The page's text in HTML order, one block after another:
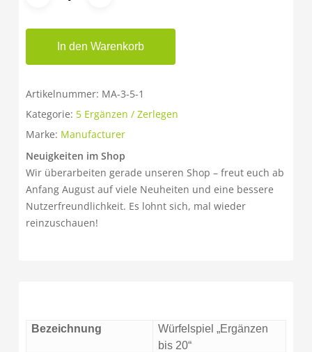
In den Warenkorb
Artikelnummer: MA-3-5-1
Kategorie: 5 Ergänzen / Zerlegen
Marke: Manufacturer
Neuigkeiten im Shop
Wir überarbeiten gerade unseren Shop – freut euch ab
Anfang August auf viele Neuheiten und eine bessere
Nutzerfreundlichkeit. Es lohnt sich, mal wieder
reinzuschauen!
Bezeichnung
Würfelspiel „Ergänzen
bis 20“